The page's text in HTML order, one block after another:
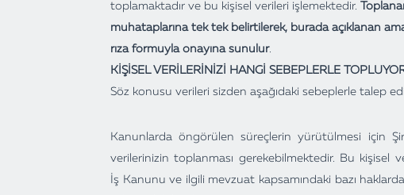
toplamaktadır ve bu kişisel verileri işlemektedir.
muhataplarına tek tek belirtilerek, burada açıklanan
rıza formuyla onayına sunulur.
KİŞİSEL VERİLERİNİZİ HANGİ SEBEPLERLE
Söz konusu verileri sizden aşağıdaki sebeplerle talep
Kanunlarda öngörülen süreçlerin yürütülmesi için
verilerinizin toplanması gerekebilmektedir. Bu kişisel
İş Kanunu ve ilgili mevzuat kapsamındaki bazı